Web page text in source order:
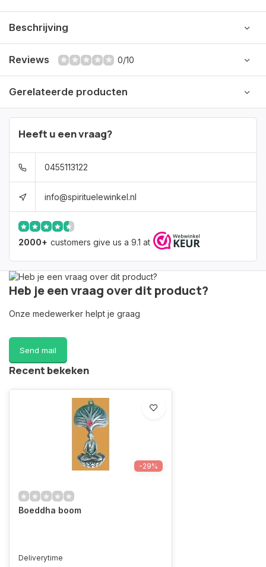
Beschrijving
Reviews 0/10
Gerelateerde producten
Heeft u een vraag?
0455113122
info@spirituelewinkel.nl
2000+ customers give us a 9.1 at
Heb je een vraag over dit product?
Onze medewerker helpt je graag
Send mail
Recent bekeken
-29%
Boeddha boom
Deliverytime